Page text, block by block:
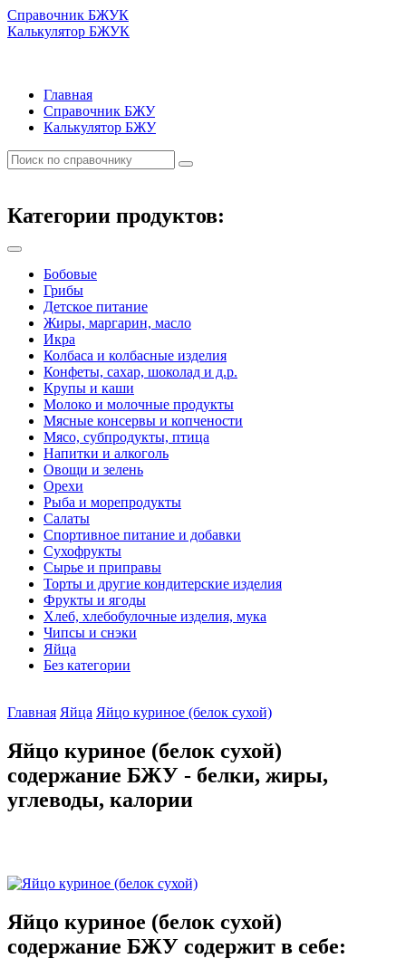
Справочник БЖУК
Калькулятор БЖУК
Главная
Справочник БЖУ
Калькулятор БЖУ
Категории продуктов:
Бобовые
Грибы
Детское питание
Жиры, маргарин, масло
Икра
Колбаса и колбасные изделия
Конфеты, сахар, шоколад и д.р.
Крупы и каши
Молоко и молочные продукты
Мясные консервы и копчености
Мясо, субпродукты, птица
Напитки и алкоголь
Овощи и зелень
Орехи
Рыба и морепродукты
Салаты
Спортивное питание и добавки
Сухофрукты
Сырье и приправы
Торты и другие кондитерские изделия
Фрукты и ягоды
Хлеб, хлебобулочные изделия, мука
Чипсы и снэки
Яйца
Без категории
Главная Яйца Яйцо куриное (белок сухой)
Яйцо куриное (белок сухой)
содержание БЖУ - белки, жиры,
углеводы, калории
Яйцо куриное (белок сухой)
содержание БЖУ содержит в себе: